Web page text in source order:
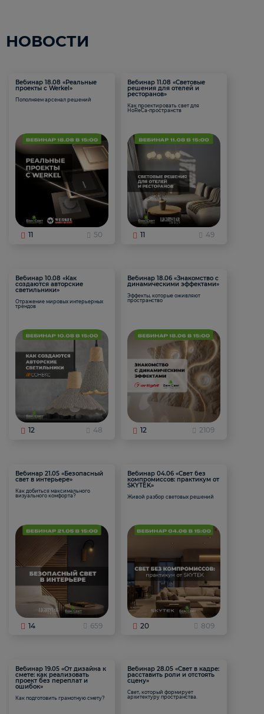
НОВОСТИ
Вебинар 18.08 «Реальные
проекты с Werkel»
Пополняем арсенал решений
11 50
Вебинар 11.08 «Световые
решения для отелей и
ресторанов»
Как проектировать свет для
HoReCa-пространств
11 49
Вебинар 10.08 «Как
создаются авторские
светильники»
Отражение мировых интерьерных
трендов
12 48
Вебинар 18.06 «Знакомство с
динамическими эффектами»
Эффекты, которые оживляют
пространство
12 2109
Вебинар 21.05 «Безопасный
свет в интерьере»
Как добиться максимального
визуального комфорта?
14 659
Вебинар 04.06 «Свет без
компромиссов: практикум от
SKYTEK»
Живой разбор световых решений
20 809
Вебинар 19.05 «От дизайна к
смете: как реализовать
проект без переплат и
ошибок»
Как подготовить грамотную смету?
Вебинар 28.05 «Свет в кадре:
расставить роли и отстоять
сцену»
Свет, который формирует
архитектуру пространства.